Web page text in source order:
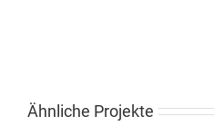
Ähnliche Projekte